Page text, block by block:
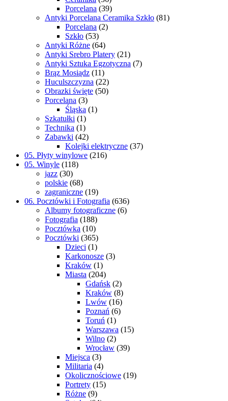
Porcelana (39)
Antyki Porcelana Ceramika Szkło (81)
Porcelana (2)
Szkło (53)
Antyki Różne (64)
Antyki Srebro Platery (21)
Antyki Sztuka Egzotyczna (7)
Brąz Mosiądz (11)
Huculszczyzna (22)
Obrazki święte (50)
Porcelana (3)
Śląska (1)
Szkatułki (1)
Technika (1)
Zabawki (42)
Kolejki elektryczne (37)
05. Płyty winylowe (216)
05. Winyle (118)
jazz (30)
polskie (68)
zagraniczne (19)
06. Pocztówki i Fotografia (636)
Albumy fotograficzne (6)
Fotografia (188)
Pocztówka (10)
Pocztówki (365)
Dzieci (1)
Karkonosze (3)
Kraków (1)
Miasta (204)
Gdańsk (2)
Kraków (8)
Lwów (16)
Poznań (6)
Toruń (1)
Warszawa (15)
Wilno (2)
Wrocław (39)
Miejsca (3)
Militaria (4)
Okolicznościowe (19)
Portrety (15)
Różne (9)